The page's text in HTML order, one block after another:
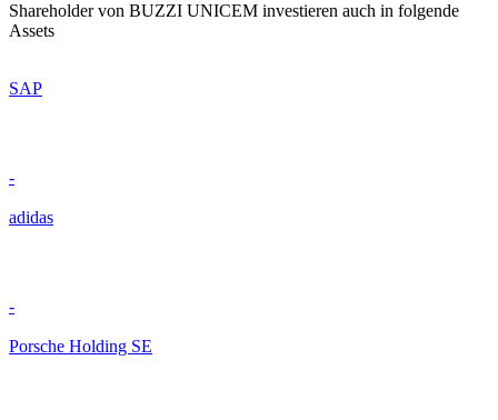
Shareholder von BUZZI UNICEM investieren auch in folgende
Assets
SAP
-
adidas
-
Porsche Holding SE